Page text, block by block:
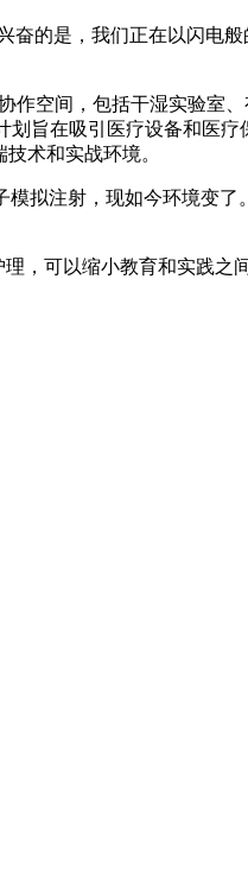
奋的是，我们正在以闪电
作空间，包括干湿实验室
划旨在吸引医疗设备和医
术和实战环境。
模拟注射，现如今环境变
，可以缩小教育和实践之